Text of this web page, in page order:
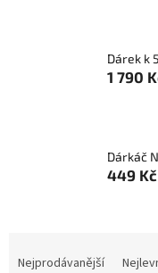
Dárek k
1 790
Dárkáč
449 Kč
Nejprodávanější